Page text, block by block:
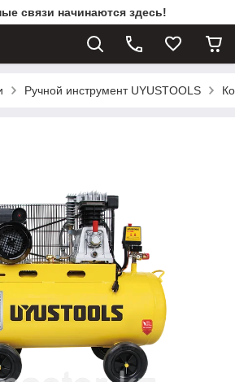
связи начинаются здесь!
Ручной инструмент UYUSTOOLS